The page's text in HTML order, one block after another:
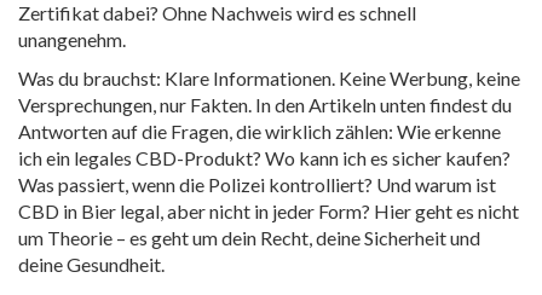
Zertifikat dabei? Ohne Nachweis wird es schnell
unangenehm.
Was du brauchst: Klare Informationen. Keine Werbung, keine
Versprechungen, nur Fakten. In den Artikeln unten findest du
Antworten auf die Fragen, die wirklich zählen: Wie erkenne
ich ein legales CBD-Produkt? Wo kann ich es sicher kaufen?
Was passiert, wenn die Polizei kontrolliert? Und warum ist
CBD in Bier legal, aber nicht in jeder Form? Hier geht es nicht
um Theorie – es geht um dein Recht, deine Sicherheit und
deine Gesundheit.